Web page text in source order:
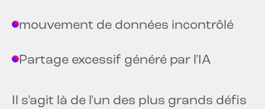
mouvement de données incontrôlé
Partage excessif généré par l'IA
Il s'agit là de l'un des plus grands défis